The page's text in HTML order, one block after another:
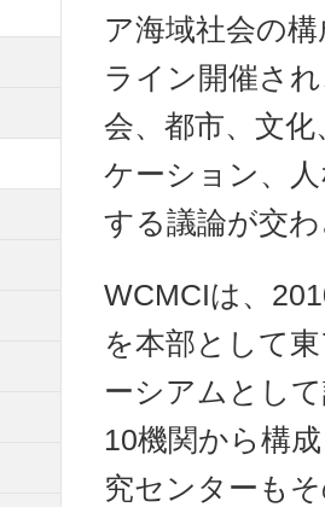
ア海域社会の
ライン開催さ
会、都市、文
ケーション、
する議論が交
WCMCIは、
を本部として
ーシアムとし
10機関から構
究センターも